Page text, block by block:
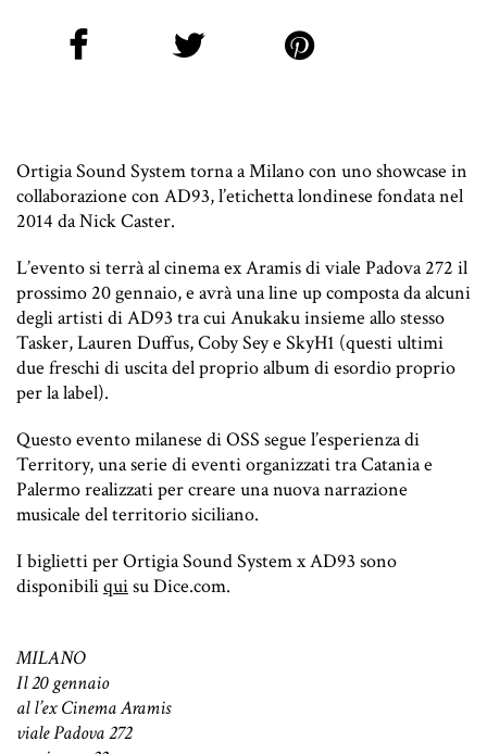
Ortigia Sound System torna a Milano con uno showcase in
collaborazione con AD93, l’etichetta londinese fondata nel
2014 da Nick Caster.
L’evento si terrà al cinema ex Aramis di viale Padova 272 il
prossimo 20 gennaio, e avrà una line up composta da alcuni
degli artisti di AD93 tra cui Anukaku insieme allo stesso
Tasker, Lauren Duffus, Coby Sey e SkyH1 (questi ultimi
due freschi di uscita del proprio album di esordio proprio
per la label).
Questo evento milanese di OSS segue l’esperienza di
Territory, una serie di eventi organizzati tra Catania e
Palermo realizzati per creare una nuova narrazione
musicale del territorio siciliano.
I biglietti per Ortigia Sound System x AD93 sono
disponibiliquisu Dice.com.
MILANO
Il 20 gennaio
al l’ex Cinema Aramis
viale Padova 272